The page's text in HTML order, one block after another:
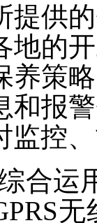
提供
地的
养策
和报
监控
合运